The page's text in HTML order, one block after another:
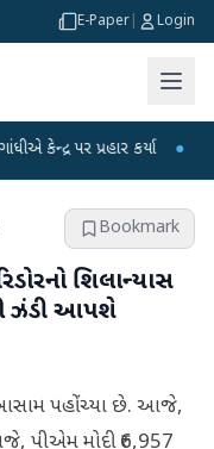
E-Paper Login
પ્રહાર કર્યા ●
Bookmark
શિલાન્યાસ
ઝંડી આપશે
આસામ પહોંચ્યા છે. આજે,
પીએમ મોદી ₹6,957